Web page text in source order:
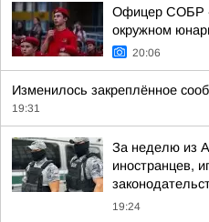
Офицер СОБР
окружном
20:06
Изменилось закреплённое
19:31
За неделю из
иностранцев,
19:24